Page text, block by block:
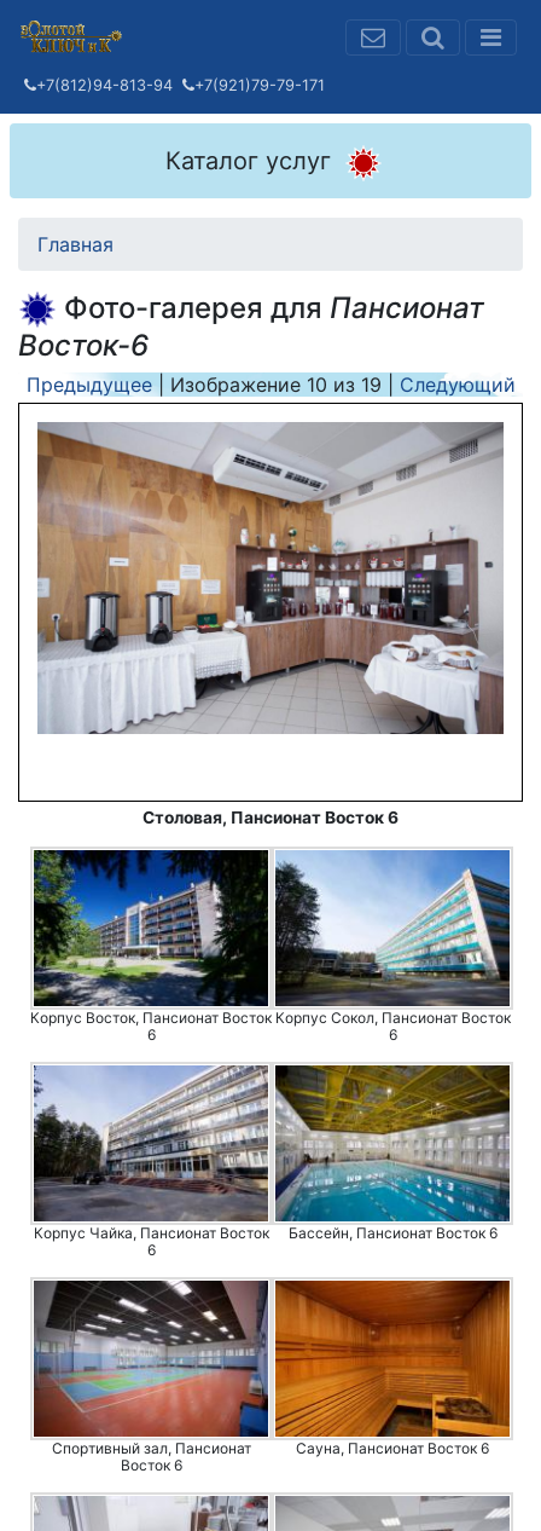
+7(812)94-813-94 +7(921)79-79-171
Каталог услуг
Главная
Фото-галерея для Пансионат
Восток-6
Предыдущее| Изображение 10 из 19 Следующий
Столовая, Пансионат Восток 6
Корпус Восток, Пансионат Восток
6
Корпус Сокол, Пансионат Восток
6
Корпус Чайка, Пансионат Восток
6
Бассейн, Пансионат Восток 6
Спортивный зал, Пансионат
Восток 6
Сауна, Пансионат Восток 6